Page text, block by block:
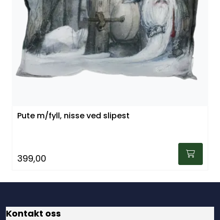
Pute m/fyll, nisse ved slipest
399,00
Kontakt oss
Julekrybber – Tradisjon og Magi